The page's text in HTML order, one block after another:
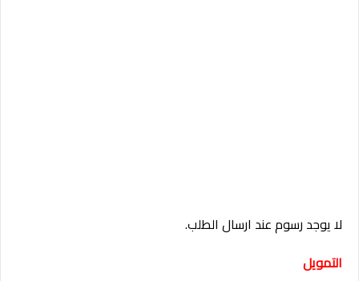
لا يوجد رسوم عند ارسال الطلب.
التمويل